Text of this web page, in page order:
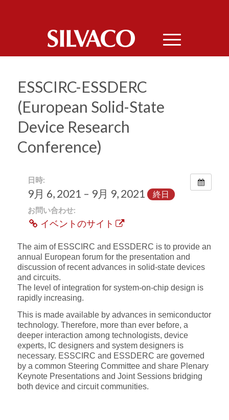
ESSCIRC-ESSDERC
(European Solid-State
Device Research
Conference)
日時:
9月 6, 2021 – 9月 9, 2021 終日
お問い合わせ:
イベントのサイト
The aim of ESSCIRC and ESSDERC is to provide an
annual European forum for the presentation and
discussion of recent advances in solid-state devices
and circuits.
The level of integration for system-on-chip design is
rapidly increasing.
This is made available by advances in semiconductor
technology. Therefore, more than ever before, a
deeper interaction among technologists, device
experts, IC designers and system designers is
necessary. ESSCIRC and ESSDERC are governed
by a common Steering Committee and share Plenary
Keynote Presentations and Joint Sessions bridging
both device and circuit communities.